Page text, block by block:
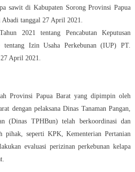
sawit di Kabupaten Sorong Provinsi Papua
tanggal 27 April 2021.
2021 tentang Pencabutan Keputusan
tentang Izin Usaha Perkebunan (IUP) PT.
April 2021.
Provinsi Papua Barat yang dipimpin oleh
dengan pelaksana Dinas Tanaman Pangan,
(Dinas TPHBun) telah berkoordinasi dan
pihak, seperti KPK, Kementerian Pertanian
evaluasi perizinan perkebunan kelapa